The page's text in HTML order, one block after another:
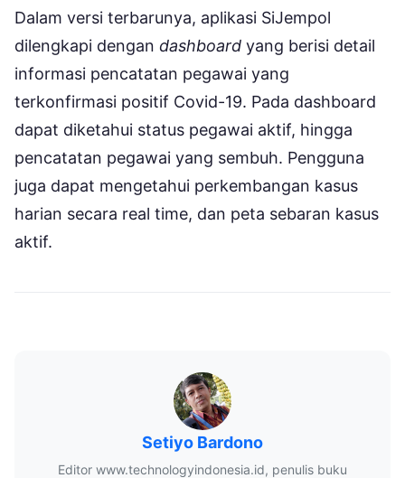
Dalam versi terbarunya, aplikasi SiJempol
dilengkapi dengan dashboard yang berisi detail
informasi pencatatan pegawai yang
terkonfirmasi positif Covid-19. Pada dashboard
dapat diketahui status pegawai aktif, hingga
pencatatan pegawai yang sembuh. Pengguna
juga dapat mengetahui perkembangan kasus
harian secara real time, dan peta sebaran kasus
aktif.
Setiyo Bardono
Editor www.technologyindonesia.id, penulis buku